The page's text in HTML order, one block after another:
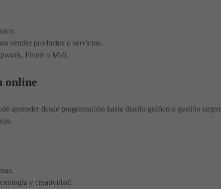
vender productos o servicios.
Fiverr o Malt.
online
aprender desde programación hasta diseño gráfico o gestión
y creatividad.